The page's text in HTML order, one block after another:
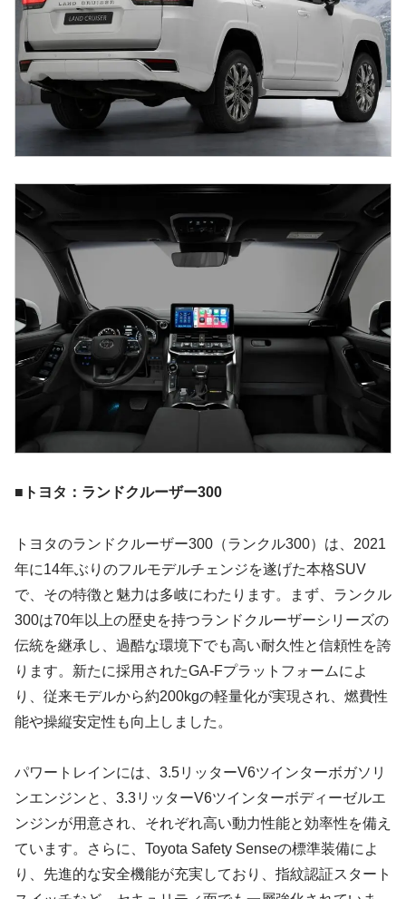
■トヨタ：ランドクルーザー300
トヨタのランドクルーザー300（ランクル300）は、2021
年に14年ぶりのフルモデルチェンジを遂げた本格SUV
で、その特徴と魅力は多岐にわたります。まず、ランクル
300は70年以上の歴史を持つランドクルーザーシリーズの
伝統を継承し、過酷な環境下でも高い耐久性と信頼性を誇
ります。新たに採用されたGA-Fプラットフォームによ
り、従来モデルから約200kgの軽量化が実現され、燃費性
能や操縦安定性も向上しました。
パワートレインには、3.5リッターV6ツインターボガソリ
ンエンジンと、3.3リッターV6ツインターボディーゼルエ
ンジンが用意され、それぞれ高い動力性能と効率性を備え
ています。さらに、Toyota Safety Senseの標準装備によ
り、先進的な安全機能が充実しており、指紋認証スタート